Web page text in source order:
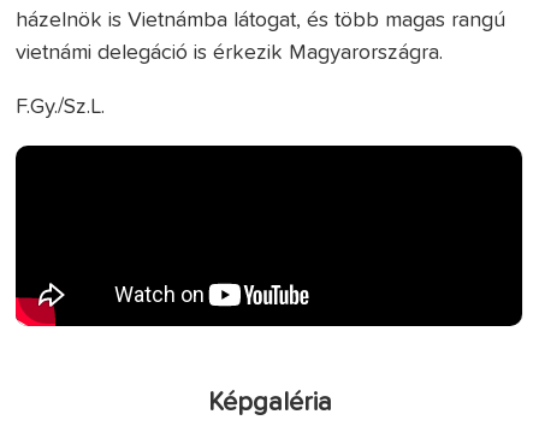
házelnök is Vietnámba látogat, és több magas rangú
vietnámi delegáció is érkezik Magyarországra.
F.Gy./Sz.L.
Képgaléria